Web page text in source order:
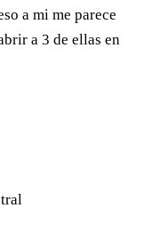
a mi me parece
a 3 de ellas en